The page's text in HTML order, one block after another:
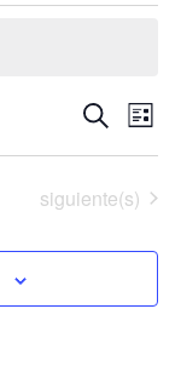
de
y
Buscar
de
Lista
Eventos
siguiente(s)